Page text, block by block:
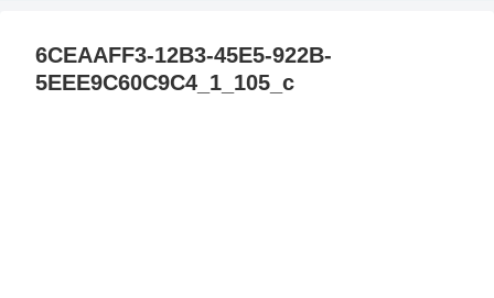
6CEAAFF3-12B3-45E5-922B-
5EEE9C60C9C4_1_105_c